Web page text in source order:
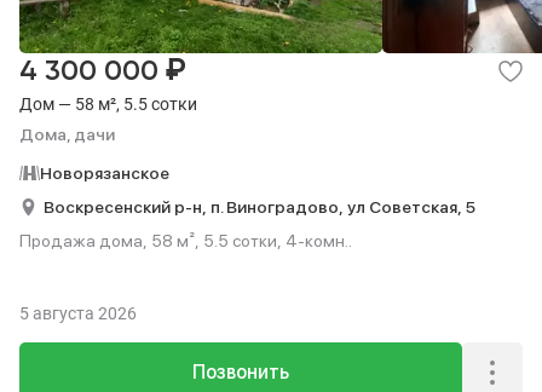
Дом — 58 м², 5.5 сотки
Дома, дачи
4 300 000 ₽
Новорязанское
Воскресенский р-н, п. Виноградово, ул Советская, 5
Продажа дома, 58 м², 5.5 сотки, 4-комн..
Позвонить
5 августа 2026